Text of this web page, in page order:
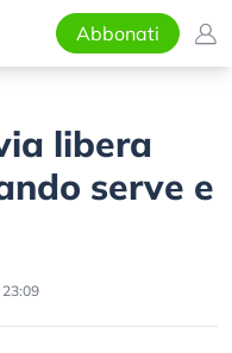
Abbonati
libera
serve e